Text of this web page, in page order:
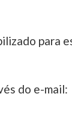
para
do e-mail: